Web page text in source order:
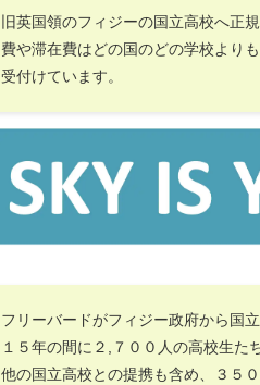
旧英国領のフィジーの国立高校へ正
費や滞在費はどの国のどの学校より
受付けています。
フリーバードがフィジー政府から国
１５年の間に２,７００人の高校生た
他の国立高校との提携も含め、３５